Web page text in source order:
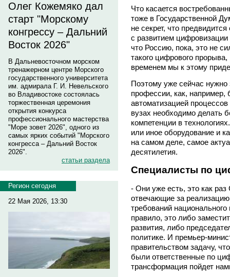
Олег Кожемяко дал
старт "Морскому
конгрессу – Дальний
Восток 2026"
В Дальневосточном морском
тренажерном центре Морского
государственного университета
им. адмирала Г. И. Невельского
во Владивостоке состоялась
торжественная церемония
открытия конкурса
профессионального мастерства
"Море зовет 2026", одного из
самых ярких событий "Морского
конгресса – Дальний Восток
2026".
статьи раздела
Регион сегодня
22 Мая 2026, 13:30
Что касается
тоже в Государственной
не секрет, что
с развитием цифровизации
что Россию, пока, это не
такого цифрового прорыва,
временем мы к этому
Поэтому уже сейчас нужно
профессии, как, например,
автоматизацией
вузах необходимо делать
компетенции в
или иное оборудование и
на самом деле, самое
десятилетия.
Специалисты по
- Они уже есть, это как
отвечающие за
требований
правило, это либо
развития, либо
политике. И премьер-
правительством задачу,
были ответственные по
трансформация пойдет